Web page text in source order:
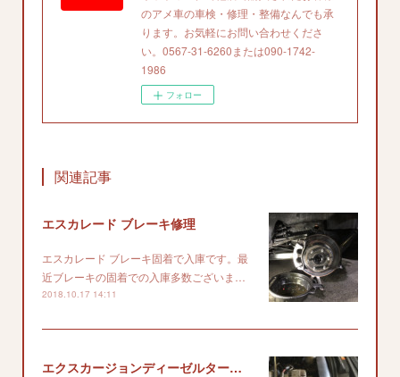
のアメ車の車検・修理・整備なんでも承
ります。お気軽にお問い合わせくださ
い。0567-31-6260または090-1742-
1986
フォロー
関連記事
エスカレード ブレーキ修理
エスカレード ブレーキ固着で入庫です。最
近ブレーキの固着での入庫多数ございま…
2018.10.17 14:11
エクスカージョンディーゼルターボ整備続き